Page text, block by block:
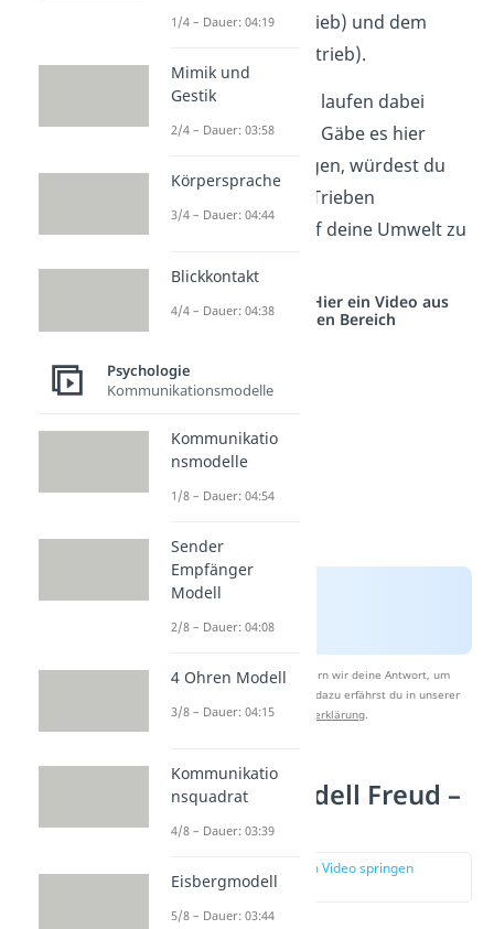
demEros(Lusttrieb) und dem
(Todestrieb).
Die Vorgänge des Es laufen dabei
im Unbewussten
ab. Gäbe es hier
keine Einschränkungen, würdest du
also einfach deinen Trieben
nachgehen, ohne auf deine Umwelt zu
Studyflix vernetzt: Hier ein Video aus
einem anderen Bereich
Nach Beantwortung speichern wir deine Antwort, um
Studyflix zu verbessern. Mehr dazu erfährst du in unserer
Datenschutzerklärung.
Instanzenmodell Freud –
Über-Ich
zur Stelle im Video springen
(01:30)
1/4 – Dauer: 04:19
Mimik und
Gestik
2/4 – Dauer: 03:58
Körpersprache
3/4 – Dauer: 04:44
Blickkontakt
4/4 – Dauer: 04:38
Psychologie
Kommunikationsmodelle
Kommunikatio
nsmodelle
1/8 – Dauer: 04:54
Sender
Empfänger
Modell
2/8 – Dauer: 04:08
4 Ohren Modell
3/8 – Dauer: 04:15
Kommunikatio
nsquadrat
4/8 – Dauer: 03:39
Eisbergmodell
5/8 – Dauer: 03:44